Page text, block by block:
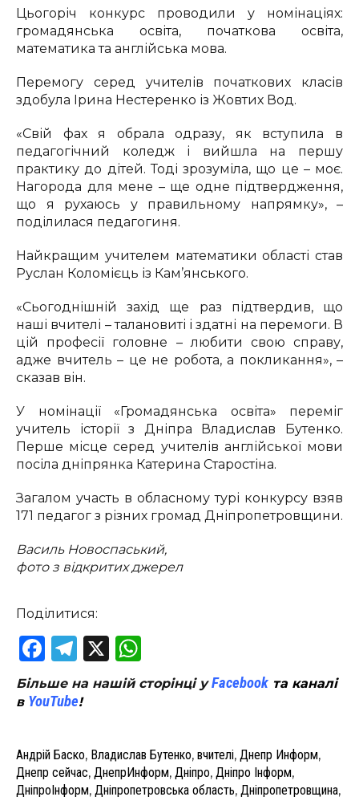
Цьогоріч конкурс проводили у номінаціях:
громадянська освіта, початкова освіта,
математика та англійська мова.
Перемогу серед учителів початкових класів
здобула Ірина Нестеренко із Жовтих Вод.
«Свій фах я обрала одразу, як вступила в
педагогічний коледж і вийшла на першу
практику до дітей. Тоді зрозуміла, що це – моє.
Нагорода для мене – ще одне підтвердження,
що я рухаюсь у правильному напрямку», –
поділилася педагогиня.
Найкращим учителем математики області став
Руслан Коломієць із Кам’янського.
«Сьогоднішній захід ще раз підтвердив, що
наші вчителі – талановиті і здатні на перемоги. В
цій професії головне – любити свою справу,
адже вчитель – це не робота, а покликання», –
сказав він.
У номінації «Громадянська освіта» переміг
учитель історії з Дніпра Владислав Бутенко.
Перше місце серед учителів англійської мови
посіла дніпрянка Катерина Старостіна.
Загалом участь в обласному турі конкурсу взяв
171 педагог з різних громад Дніпропетровщини.
Василь Новоспаський,
фото з відкритих джерел
Поділитися:
Facebook
Telegram
X
Більше на нашій сторінці уFacebook та каналі
в YouTube!
Андрій Баско, Владислав Бутенко, вчителі, Днепр Информ,
Днепр сейчас, ДнепрИнформ, Дніпро, Дніпро Інформ,
ДніпроІнформ, Дніпропетровська область, Дніпропетровщина,